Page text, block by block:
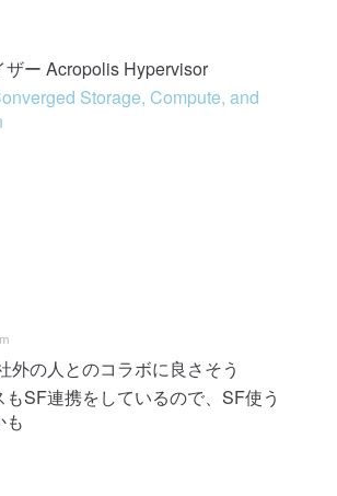
ザー Acropolis Hypervisor
Storage, Compute, and
外の人とのコラボに良さそう
SF連携をしているので、SF使う
も